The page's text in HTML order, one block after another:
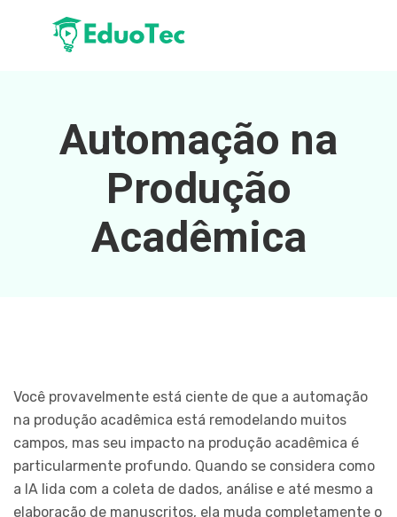
Automação na
Produção
Acadêmica
Você provavelmente está ciente de que a automação
na produção acadêmica está remodelando muitos
campos, mas seu impacto na produção acadêmica é
particularmente profundo. Quando se considera como
a IA lida com a coleta de dados, análise e até mesmo a
elaboração de manuscritos, ela muda completamente o